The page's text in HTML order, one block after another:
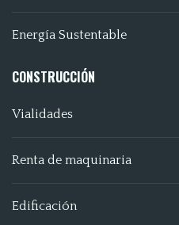
Energía Sustentable
CONSTRUCCIÓN
Vialidades
Renta de maquinaria
Edificación